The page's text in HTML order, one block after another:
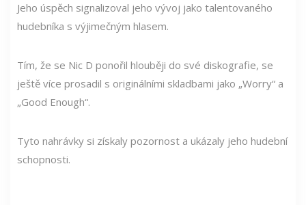
Jeho úspěch signalizoval jeho vývoj jako talentovaného
hudebníka s výjimečným hlasem.
Tím, že se Nic D ponořil hlouběji do své diskografie, se
ještě více prosadil s originálními skladbami jako „Worry“ a
„Good Enough“.
Tyto nahrávky si získaly pozornost a ukázaly jeho hudební
schopnosti.